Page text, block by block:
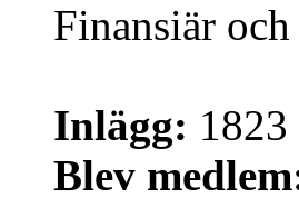
Finansiär
Inlägg: 1823
Blev